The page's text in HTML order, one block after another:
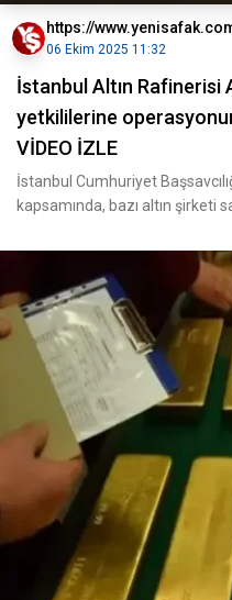
https://
06 Ekim 2025 11:32
İstanbul Altın Rafinerisi
yetkililerine
VİDEO İZLE
İstanbul Cumhuriyet
kapsamında, bazı altın şirketi